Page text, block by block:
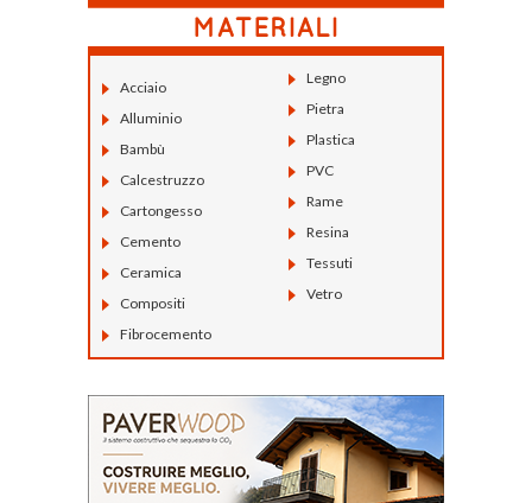
Acciaio
Alluminio
Bambù
Calcestruzzo
Cartongesso
Cemento
Ceramica
Compositi
Fibrocemento
Legno
Pietra
Plastica
PVC
Rame
Resina
Tessuti
Vetro